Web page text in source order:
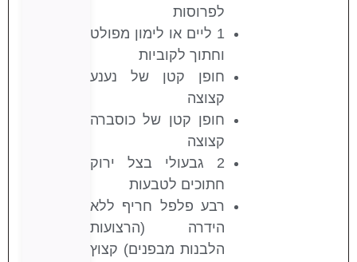
לפרוסות
1 ליים או לימון מפולט
וחתוך לקוביות
חופן קטן של נענע
קצוצה
חופן קטן של כוסברה
קצוצה
2 גבעולי בצל ירוק
חתוכים לטבעות
רבע פלפל חריף ללא
הידרה (הרצועות
הלבנות מבפנים) קצוץ